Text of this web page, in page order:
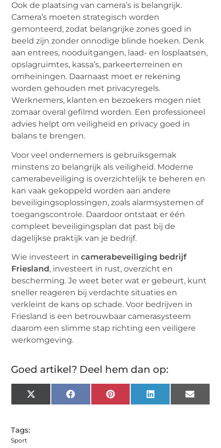
Ook de plaatsing van camera’s is belangrijk.
Camera’s moeten strategisch worden
gemonteerd, zodat belangrijke zones goed in
beeld zijn zonder onnodige blinde hoeken. Denk
aan entrees, nooduitgangen, laad- en losplaatsen,
opslagruimtes, kassa’s, parkeerterreinen en
omheiningen. Daarnaast moet er rekening
worden gehouden met privacyregels.
Werknemers, klanten en bezoekers mogen niet
zomaar overal gefilmd worden. Een professioneel
advies helpt om veiligheid en privacy goed in
balans te brengen.
Voor veel ondernemers is gebruiksgemak
minstens zo belangrijk als veiligheid. Moderne
camerabeveiliging is overzichtelijk te beheren en
kan vaak gekoppeld worden aan andere
beveiligingsoplossingen, zoals alarmsystemen of
toegangscontrole. Daardoor ontstaat er één
compleet beveiligingsplan dat past bij de
dagelijkse praktijk van je bedrijf.
Wie investeert incamerabeveiliging bedrijf
Friesland , investeert in rust, overzicht en
bescherming. Je weet beter wat er gebeurt, kunt
sneller reageren bij verdachte situaties en
verkleint de kans op schade. Voor bedrijven in
Friesland is een betrouwbaar camerasysteem
daarom een slimme stap richting een veiligere
werkomgeving.
Goed artikel? Deel hem dan op:
X
(Twitter)
Facebook Pinterest LinkedIn Email
Tags:
Sport